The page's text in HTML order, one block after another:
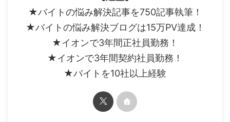
★バイトの悩み解決記事を750記事執筆！
★バイトの悩み解決ブログは15万PV達成！
★イオンで3年間正社員勤務！
★イオンで3年間契約社員勤務！
★バイトを10社以上経験